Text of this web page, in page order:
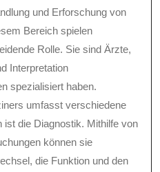
und Erforschung von
Bereich spielen
Rolle. Sie sind Ärzte,
Interpretation
spezialisiert haben.
umfasst verschiedene
die Diagnostik. Mithilfe von
können sie
die Funktion und den